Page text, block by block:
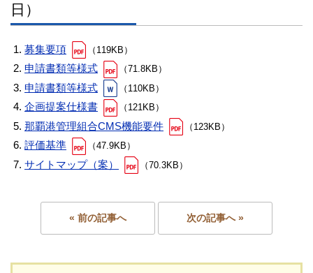
日）
募集要項 （119KB）
申請書類等様式 （71.8KB）
申請書類等様式 （110KB）
企画提案仕様書 （121KB）
那覇港管理組合CMS機能要件 （123KB）
評価基準 （47.9KB）
サイトマップ（案） （70.3KB）
« 前の記事へ 次の記事へ »